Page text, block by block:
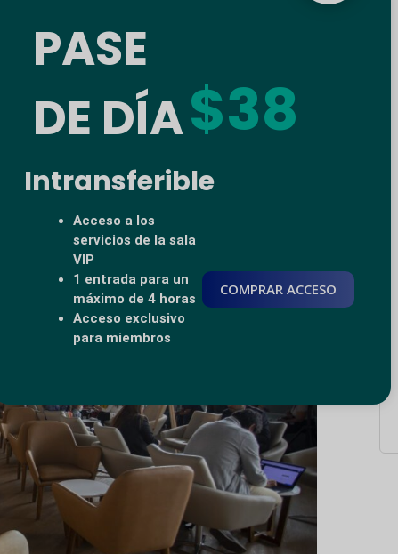
PASE
DE DÍA$38
Intransferible
Acceso a los
servicios de la sala
VIP
1 entrada para un
máximo de 4 horas
Acceso exclusivo
para miembros
COMPRAR ACCESO